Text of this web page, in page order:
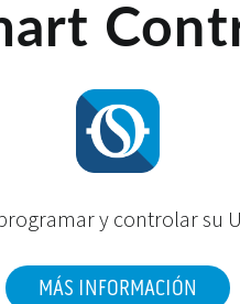
y controlar su
MÁS INFORMACIÓN